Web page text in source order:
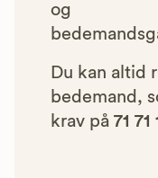
og at vi
Du kan altid
bedemand,
krav på 71 71